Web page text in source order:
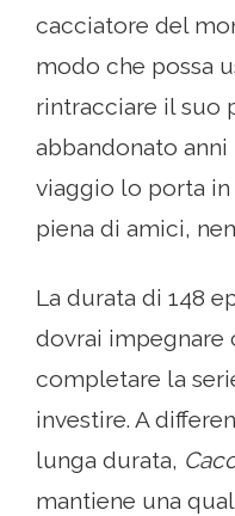
cacciatore del
modo che possa
rintracciare il suo
abbandonato
viaggio lo porta in
piena di amici,
La durata di 148
dovrai impegnare
completare la
investire. A
lunga durata,
mantiene una